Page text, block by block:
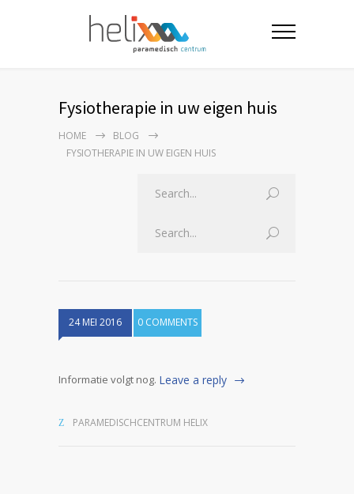
Fysiotherapie in uw eigen huis
HOME
BLOG
FYSIOTHERAPIE IN UW EIGEN HUIS
24 MEI 2016 0 COMMENTS
Informatie volgt nog. Leave a reply
PARAMEDISCHCENTRUM HELIX